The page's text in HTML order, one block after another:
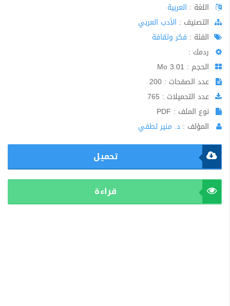
اللغة : العربية
اﻟﺘﺼﻨﻴﻒ : الأدب العربي
الفئة : فكر وثقافة
ردمك :
الحجم : 3.01 Mo
عدد الصفحات : 200
عدد التحميلات : 765
نوع الملف : PDF
المؤلف : د. منير لطفي
تحميل
قراءة